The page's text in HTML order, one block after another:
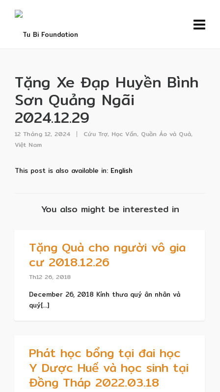
Tặng Xe Đạp Huyền Bình
Sơn Quảng Ngãi
2024.12.29
12 Tháng 12, 2024 Cứu Trợ, Học Vấn, Quần Áo và Quà,
Việt Nam
This post is also available in: English
You also might be interested in
Tặng Quà cho người vô gia
cư 2018.12.26
Th12 26, 2018
December 26, 2018 Kính thưa quý ân nhân và
quý[...]
Phát học bổng tại đai học
Y Dược Huế và học sinh tại
Đồng Tháp 2022.03.18